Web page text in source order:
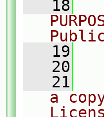
   18
   19
   20
   21
a